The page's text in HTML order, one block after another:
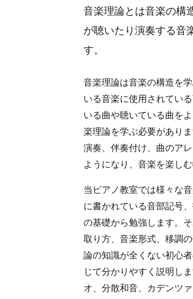
音楽理論とは音楽の構
が聴いたり演奏する音
す。
音楽理論は音楽の構造を
いる音楽に使用されてい
いる曲や聴いている曲を
楽理論を学ぶ必要があり
演奏、伴奏付け、曲のア
ようになり、音楽を楽しむ
当ピアノ教室では様々な
に書かれている音部記号
の基礎から勉強します。
取り方、音楽形式、移調
論の知識が全くない初心
じて分かりやすく説明し
オ、分散和音、カデンツ